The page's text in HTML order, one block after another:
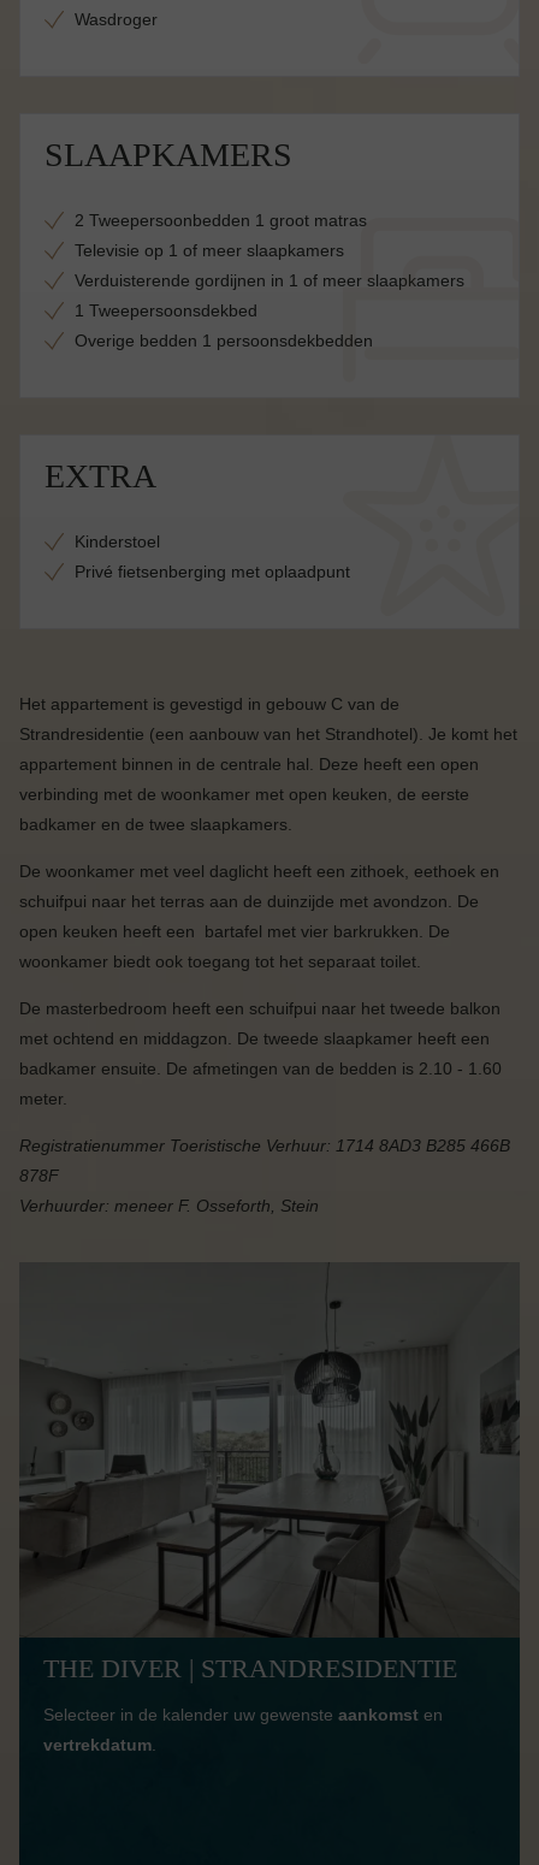
Wasdroger
SLAAPKAMERS
2 Tweepersoonbedden 1 groot matras
Televisie op 1 of meer slaapkamers
Verduisterende gordijnen in 1 of meer slaapkamers
1 Tweepersoonsdekbed
Overige bedden 1 persoonsdekbedden
EXTRA
Kinderstoel
Privé fietsenberging met oplaadpunt
Het appartement is gevestigd in gebouw C van de
Strandresidentie (een aanbouw van het Strandhotel). Je komt het
appartement binnen in de centrale hal. Deze heeft een open
verbinding met de woonkamer met open keuken, de eerste
badkamer en de twee slaapkamers.
De woonkamer met veel daglicht heeft een zithoek, eethoek en
schuifpui naar het terras aan de duinzijde met avondzon. De
open keuken heeft een
bartafel met vier barkrukken. De
woonkamer biedt ook toegang tot het separaat toilet.
De masterbedroom heeft een schuifpui naar het tweede balkon
met ochtend en middagzon. De tweede slaapkamer heeft een
badkamer ensuite. De afmetingen van de bedden is 2.10 - 1.60
meter.
Registratienummer Toeristische Verhuur: 1714 8AD3 B285 466B
878F
Verhuurder: meneer F. Osseforth, Stein
THE DIVER | STRANDRESIDENTIE
Selecteer in de kalender uw gewenste aankomst en
vertrekdatum